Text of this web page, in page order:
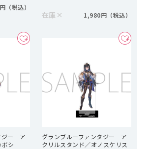
在庫 × 1,980円
ジー ア
シ
グランブルーファンタジー ア
クリルスタンド／オノスケリス